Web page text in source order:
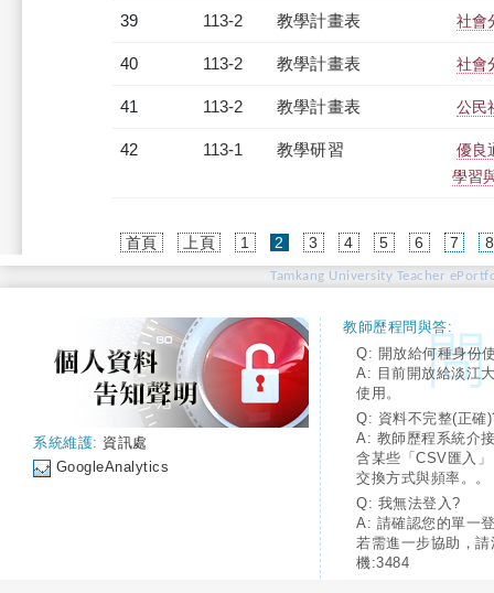
39 113-2 教學計畫表 社會
40 113-2 教學計畫表 社會
41 113-2 教學計畫表 公民
42 113-1 教學研習
優良
學習
首頁 上頁 1 2 (current)
3 4 5 6 7 8
Tamkang University Teacher
系統維護: 資訊處
GoogleAnalytics
教師歷程問與答:
Q: 開放給何種身份
A: 目前開放給淡江
使用。
Q: 資料不完整(正確
A: 教師歷程系統介
含某些「CSV匯入
交換方式與頻率。。
Q: 我無法登入?
A: 請確認您的單一
若需進一步協助，
機:3484